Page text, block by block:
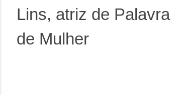
Lins, atriz de Palavra
de Mulher